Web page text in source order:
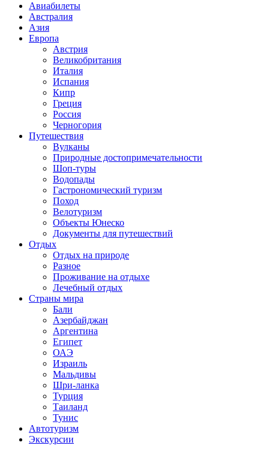
Авиабилеты
Австралия
Азия
Европа
Австрия
Великобритания
Италия
Испания
Кипр
Греция
Россия
Черногория
Путешествия
Вулканы
Природные достопримечательности
Шоп-туры
Водопады
Гастрономический туризм
Поход
Велотуризм
Объекты Юнеско
Документы для путешествий
Отдых
Отдых на природе
Разное
Проживание на отдыхе
Лечебный отдых
Страны мира
Бали
Азербайджан
Аргентина
Египет
ОАЭ
Израиль
Мальдивы
Шри-ланка
Турция
Таиланд
Тунис
Автотуризм
Экскурсии